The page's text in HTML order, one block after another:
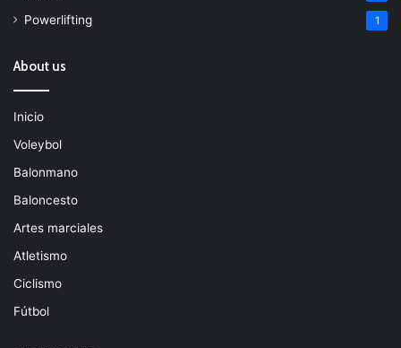
Powerlifting 1
About us
Inicio
Voleybol
Balonmano
Baloncesto
Artes marciales
Atletismo
Ciclismo
Fútbol